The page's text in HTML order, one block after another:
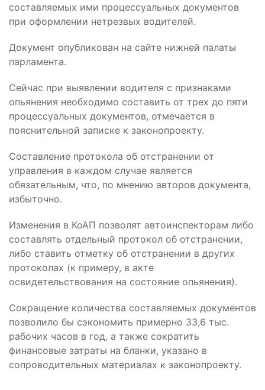
составляемых ими процессуальных документов
при оформлении нетрезвых водителей.
Документ опубликован на сайте нижней палаты
парламента.
Сейчас при выявлении водителя с признаками
опьянения необходимо составить от трех до пяти
процессуальных документов, отмечается в
пояснительной записке к законопроекту.
Составление протокола об отстранении от
управления в каждом случае является
обязательным, что, по мнению авторов документа,
избыточно.
Изменения в КоАП позволят автоинспекторам либо
составлять отдельный протокол об отстранении,
либо ставить отметку об отстранении в других
протоколах (к примеру, в акте
освидетельствования на состояние опьянения).
Сокращение количества составляемых документов
позволило бы сэкономить примерно 33,6 тыс.
рабочих часов в год, а также сократить
финансовые затраты на бланки, указано в
сопроводительных материалах к законопроекту.